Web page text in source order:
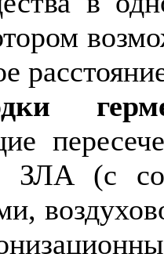
ЗЛА (с